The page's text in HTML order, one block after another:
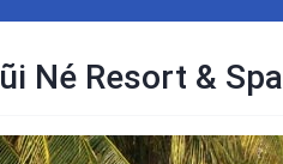
Né Resort & Spa